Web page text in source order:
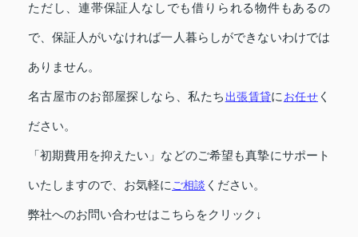
ただし、連帯保証人なしでも借りられる物件もあるの
で、保証人がいなければ一人暮らしができないわけでは
ありません。
名古屋市のお部屋探しなら、私たち 出張賃貸に お任せ く
ださい。
「初期費用を抑えたい」などのご希望も真摯にサポート
いたしますので、お気軽に ご相談 ください。
弊社へのお問い合わせはこちらをクリック↓